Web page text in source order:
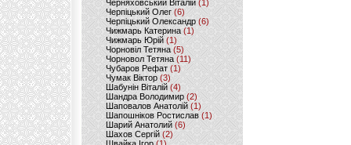
Черняховський Віталій (1)
Черпіцький Олег (6)
Черпіцький Олександр (6)
Чижмарь Катерина (1)
Чижмарь Юрій (1)
Чорновіл Тетяна (5)
Чорновол Тетяна (11)
Чубаров Рефат (1)
Чумак Віктор(3)
Шабунін Віталій (4)
Шандра Володимир (2)
Шаповалов Анатолій(1)
Шапошніков Ростислав(1)
Шарий Анатолий(6)
Шахов Сергій(2)